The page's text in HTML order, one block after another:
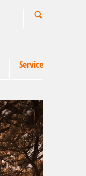
Service